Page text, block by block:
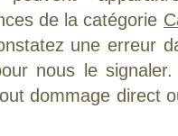
de la catégorie
une erreur
nous le
dommage direct